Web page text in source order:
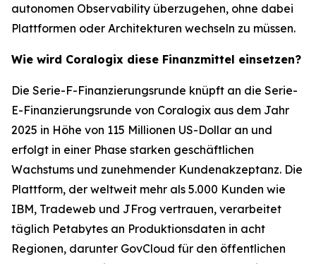
autonomen Observability überzugehen, ohne dabei
Plattformen oder Architekturen wechseln zu müssen.
Wie wird Coralogix diese Finanzmittel einsetzen?
Die Serie-F-Finanzierungsrunde knüpft an die Serie-
E-Finanzierungsrunde von Coralogix aus dem Jahr
2025 in Höhe von 115 Millionen US-Dollar an und
erfolgt in einer Phase starken geschäftlichen
Wachstums und zunehmender Kundenakzeptanz. Die
Plattform, der weltweit mehr als 5.000 Kunden wie
IBM, Tradeweb und JFrog vertrauen, verarbeitet
täglich Petabytes an Produktionsdaten in acht
Regionen, darunter GovCloud für den öffentlichen